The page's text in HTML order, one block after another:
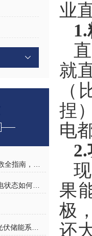
业
就
（
捏
电
果
极
还